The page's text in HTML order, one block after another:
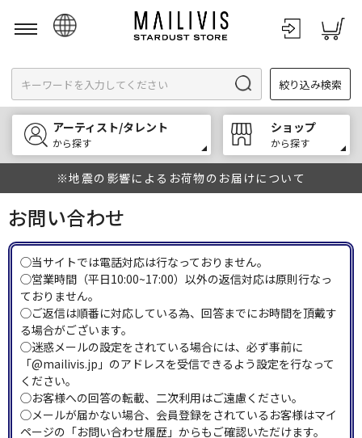
English
한국어
中文
絞り込み検索
アーティスト/タレント
から探す
ショップ
から探す
※地震の影響によるお荷物のお届けについて
お問い合わせ
◯当サイトでは電話対応は行なっておりません。
◯営業時間（平日10:00~17:00）以外の返信対応は原則行なっ
ておりません。
◯ご返信は順番に対応している為、回答までにお時間を頂戴す
る場合がございます。
◯迷惑メールの設定をされている場合には、必ず事前に
「@mailivis.jp」のアドレスを受信できるよう設定を行なって
ください。
◯お客様への回答の転載、二次利用はご遠慮ください。
◯メールが届かない場合、会員登録をされているお客様はマイ
ページの「お問い合わせ履歴」からもご確認いただけます。